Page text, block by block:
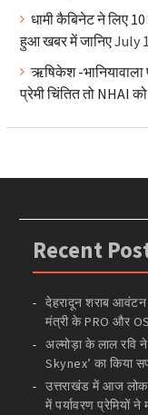
धामी कैबिनेट ने लिए
हुआ खबर में जानिएJuly
ऋषिकेश -
प्रेमी चिंतित तो NHAI
Recent
देहरादून शराब
मंत्री के PRO और
अल्मोड़ा के लाल रवि
Skynex’ का किया
उत्तराखंड में आज
में पर्यावरण प्रेमियों